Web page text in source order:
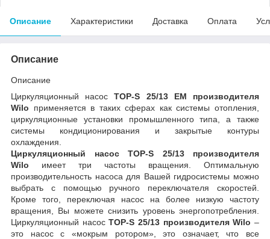
Описание Характеристики Доставка Оплата
Описание
Описание
Циркуляционный насосTOP-S 25/13 EM производителя
Wilo применяется в таких сферах как системы отопления,
циркуляционные установки промышленного типа, а также
системы кондиционирования и закрытые контуры
охлаждения.
Циркуляционный насос TOP-S 25/13 производителя
Wilo имеет три частоты вращения. Оптимальную
производительность насоса для Вашей гидросистемы можно
выбрать с помощью ручного переключателя скоростей.
Кроме того, переключая насос на более низкую частоту
вращения, Вы можете снизить уровень энергопотребления.
Циркуляционный насосTOP-S 25/13 производителя Wilo –
это насос с «мокрым ротором», это означает, что все